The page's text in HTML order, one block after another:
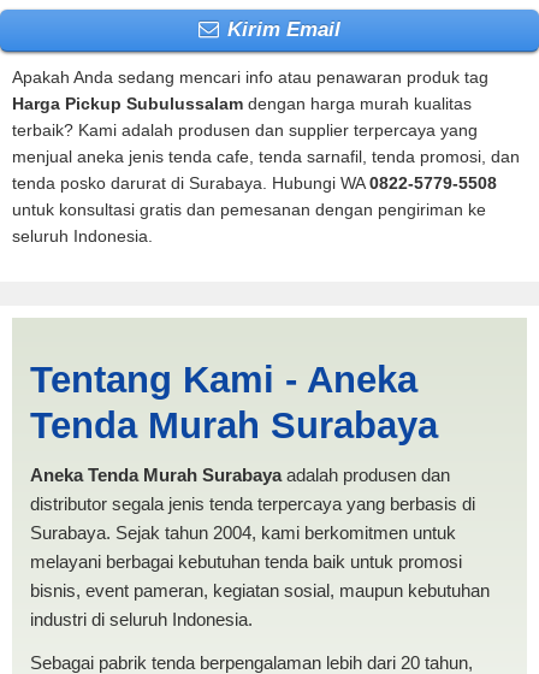
Kirim Email
Apakah Anda sedang mencari info atau penawaran produk tag
Harga Pickup Subulussalam dengan harga murah kualitas
terbaik? Kami adalah produsen dan supplier terpercaya yang
menjual aneka jenis tenda cafe, tenda sarnafil, tenda promosi, dan
tenda posko darurat di Surabaya. Hubungi WA0822-5779-5508
untuk konsultasi gratis dan pemesanan dengan pengiriman ke
seluruh Indonesia.
| PRODUKSI ANEKA TENDA
MURAH
Tentang Kami - Aneka
Tenda Murah Surabaya
Aneka Tenda Murah Surabayaadalah produsen dan
distributor segala jenis tenda terpercaya yang berbasis di
Surabaya. Sejak tahun 2004, kami berkomitmen untuk
melayani berbagai kebutuhan tenda baik untuk promosi
bisnis, event pameran, kegiatan sosial, maupun kebutuhan
industri di seluruh Indonesia.
Sebagai pabrik tenda berpengalaman lebih dari 20 tahun,